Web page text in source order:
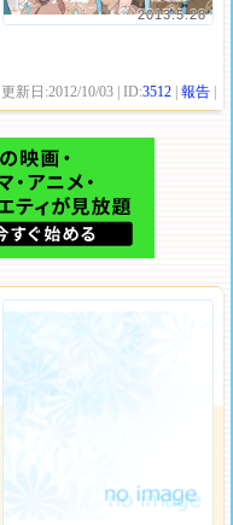
2013.5.28
| 更新日:2012/10/03 | ID:3512 |報告